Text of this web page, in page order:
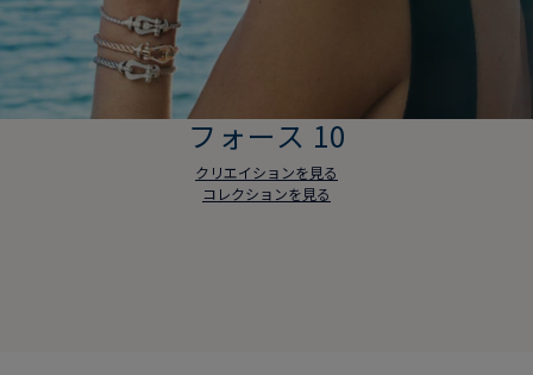
フォース 10
クリエイションを見る
コレクションを見る